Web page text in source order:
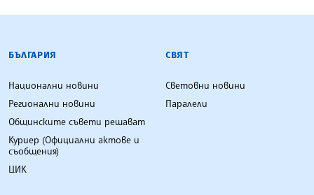
БЪЛГАРСКА ТЕЛЕГРАФНА АГЕНЦИЯ
БЪЛГАРИЯ
Национални новини
Регионални новини
Общинските съвети решават
Куриер (Официални актове и
съобщения)
ЦИК
СВЯТ
Световни новини
Паралели